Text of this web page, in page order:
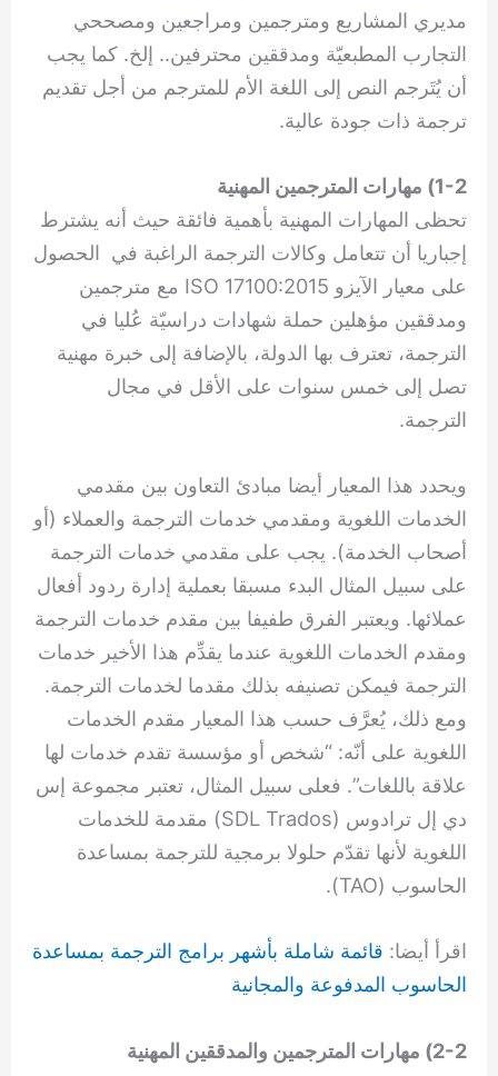
مديري المشاريع ومترجمين ومراجعين ومصححي
التجارب المطبعيّة ومدققين محترفين.. إلخ. كما يجب
أن يُتَرجم النص إلى اللغة الأم للمترجم من أجل تقديم
ترجمة ذات جودة عالية.
1-2) مهارات المترجمين المهنية
تحظى المهارات المهنية بأهمية فائقة حيث أنه يشترط
إجباريا أن تتعامل وكالات الترجمة الراغبة في الحصول
على معيار الآيزو ISO 17100:2015 مع مترجمين
ومدققين مؤهلين حملة شهادات دراسيّة عُليا في
الترجمة، تعترف بها الدولة، بالإضافة إلى خبرة مهنية
تصل إلى خمس سنوات على الأقل في مجال
الترجمة.
ويحدد هذا المعيار أيضا مبادئ التعاون بين مقدمي
الخدمات اللغوية ومقدمي خدمات الترجمة والعملاء (أو
أصحاب الخدمة). يجب على مقدمي خدمات الترجمة
على سبيل المثال البدء مسبقا بعملية إدارة ردود أفعال
عملائها. ويعتبر الفرق طفيفا بين مقدم خدمات الترجمة
ومقدم الخدمات اللغوية عندما يقدِّم هذا الأخير خدمات
الترجمة فيمكن تصنيفه بذلك مقدما لخدمات الترجمة.
ومع ذلك، يُعرَّف حسب هذا المعيار مقدم الخدمات
اللغوية على أنّه: “شخص أو مؤسسة تقدم خدمات لها
علاقة باللغات”. فعلى سبيل المثال، تعتبر مجموعة إس
دي إل ترادوس (SDL Trados) مقدمة للخدمات
اللغوية لأنها تقدّم حلولا برمجية للترجمة بمساعدة
الحاسوب (TAO).
اقرأ أيضا: قائمة شاملة بأشهر برامج الترجمة بمساعدة
الحاسوب المدفوعة والمجانية
2-2) مهارات المترجمين والمدققين المهنية